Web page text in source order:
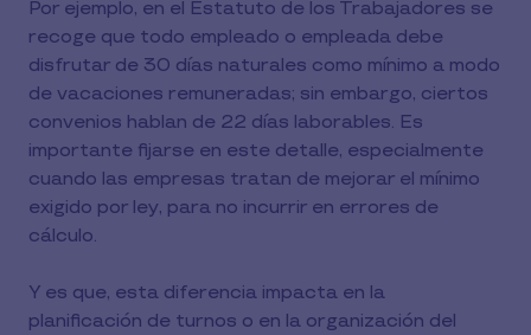
Por ejemplo, en el Estatuto de los Trabajadores se
recoge que todo empleado o empleada debe
disfrutar de 30 días naturales como mínimo a modo
de vacaciones remuneradas; sin embargo, ciertos
convenios hablan de 22 días laborables. Es
importante fijarse en este detalle, especialmente
cuando las empresas tratan de mejorar el mínimo
exigido por ley, para no incurrir en errores de
cálculo.
Y es que, esta diferencia impacta en la
planificación de turnos o en la organización del